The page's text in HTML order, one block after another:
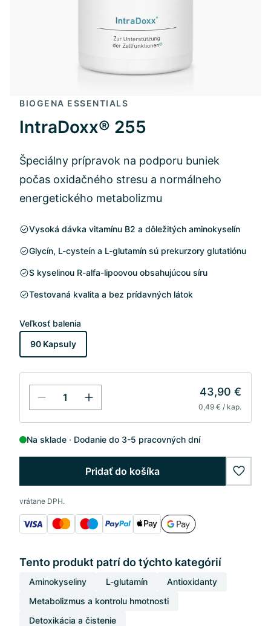
BIOGENA ESSENTIALS
IntraDoxx® 255
Špeciálny prípravok na podporu buniek
počas oxidačného stresu a normálneho
energetického metabolizmu
Vysoká dávka vitamínu B2 a dôležitých aminokyselín
Glycín, L-cysteín a L-glutamín sú prekurzory glutatiónu
S kyselinou R-alfa-lipoovou obsahujúcou síru
Testovaná kvalita a bez prídavných látok
Veľkosť balenia
90 Kapsuly
43,90 €
0,49 € / kap.
Na sklade Dodanie do 3-5 pracovných dní
Pridať do košíka
vrátane DPH.
Tento produkt patrí do týchto kategórií
Aminokyseliny L-glutamín
Antioxidanty
Metabolizmus a kontrolu hmotnosti
Detoxikácia a čistenie